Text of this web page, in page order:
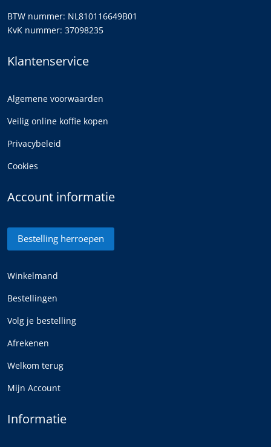
BTW nummer: NL810116649B01
KvK nummer: 37098235
Klantenservice
Algemene voorwaarden
Veilig online koffie kopen
Privacybeleid
Cookies
Account informatie
Bestelling herroepen
Winkelmand
Bestellingen
Volg je bestelling
Afrekenen
Welkom terug
Mijn Account
Informatie